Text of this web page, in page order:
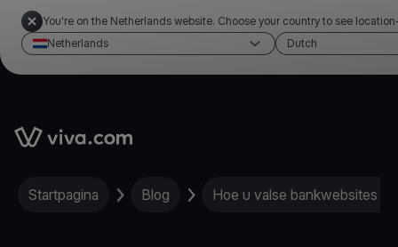
You're on the Netherlands website. Choose your country to see
Netherlands
Dutch
Link to the homepage
Startpagina Blog Hoe u valse bankwebsites